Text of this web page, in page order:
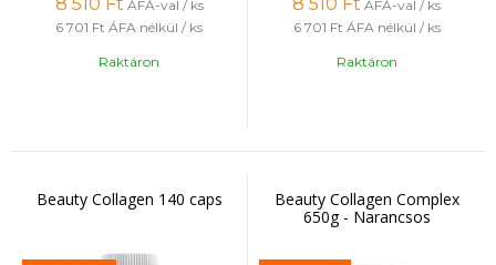
ÁFÁ-val / ks
6 701 Ft ÁFA nélkül / ks
Raktáron
ÁFÁ-val / ks
6 701 Ft ÁFA nélkül / ks
Raktáron
Beauty Collagen 140 caps
Beauty Collagen Complex
650g - Narancsos